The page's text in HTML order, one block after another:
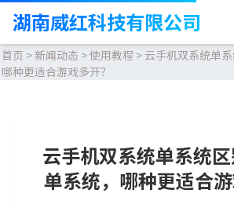
湖南威红科技有限公司
首页 >新闻动态 >使用教程 > 云手机双系统单系
哪种更适合游戏多开？
云手机双系统单系统
单系统，哪种更适合游